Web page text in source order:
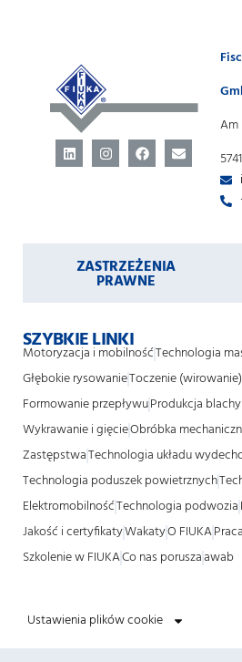
Am
ZASTRZEŻENIA
PRAWNE
SZYBKIE LINKI
Motoryzacja i mobilnośćTechnologia
Głębokie rysowanieToczenie (wirowanie)
Formowanie przepływuProdukcja
Wykrawanie i gięcieObróbka
ZastępstwaTechnologia układu
Technologia poduszek powietrznych
ElektromobilnośćTechnologia podwozia
Jakość i certyfikatyWakatyO FIUKA
Szkolenie w FIUKACo nas poruszaawab
Ustawienia plików cookie